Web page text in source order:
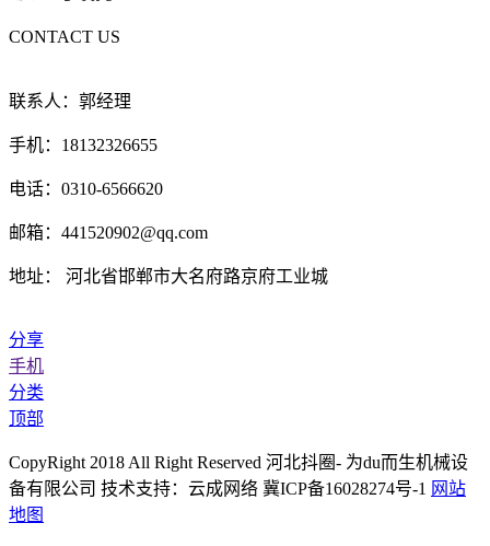
CONTACT US
联系人：郭经理
手机：18132326655
电话：0310-6566620
邮箱：441520902@qq.com
地址： 河北省邯郸市大名府路京府工业城
分享
手机
分类
顶部
CopyRight 2018 All Right Reserved 河北抖圈- 为du而生机械设
备有限公司 技术支持：云成网络 冀ICP备16028274号-1 网站
地图